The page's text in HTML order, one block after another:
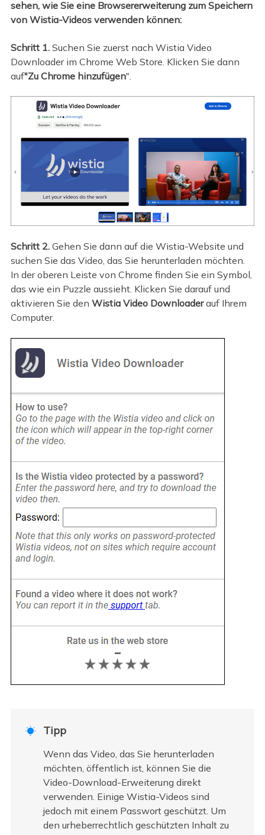
sehen, wie Sie eine Browsererweiterung zum Speichern
von Wistia-Videos verwenden können:
Schritt 1.Suchen Sie zuerst nach Wistia Video
Downloader im Chrome Web Store. Klicken Sie dann
auf"Zu Chrome hinzufügen".
Schritt 2.Gehen Sie dann auf die Wistia-Website und
suchen Sie das Video, das Sie herunterladen möchten.
In der oberen Leiste von Chrome finden Sie ein Symbol,
das wie ein Puzzle aussieht. Klicken Sie darauf und
aktivieren Sie den Wistia Video Downloaderauf Ihrem
Computer.
 Tipp
Wenn das Video, das Sie herunterladen
möchten, öffentlich ist, können Sie die
Video-Download-Erweiterung direkt
verwenden. Einige Wistia-Videos sind
jedoch mit einem Passwort geschützt. Um
den urheberrechtlich geschützten Inhalt zu